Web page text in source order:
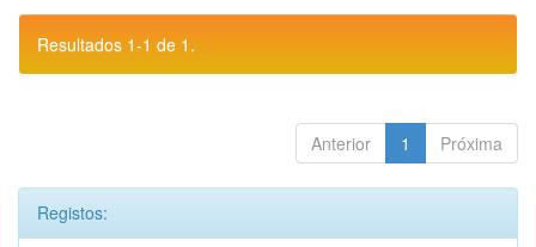
Resultados 1-1 de 1.
Anterior 1 Próxima
Registos: